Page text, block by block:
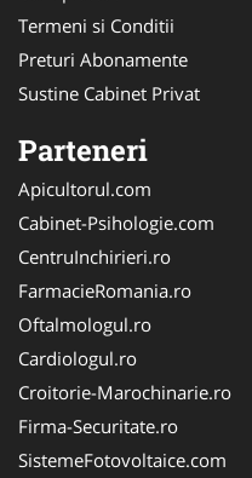
Termeni si Conditii
Preturi Abonamente
Sustine Cabinet Privat
Parteneri
Apicultorul.com
Cabinet-Psihologie.com
CentruInchirieri.ro
FarmacieRomania.ro
Oftalmologul.ro
Cardiologul.ro
Croitorie-Marochinarie.ro
Firma-Securitate.ro
SistemeFotovoltaice.com